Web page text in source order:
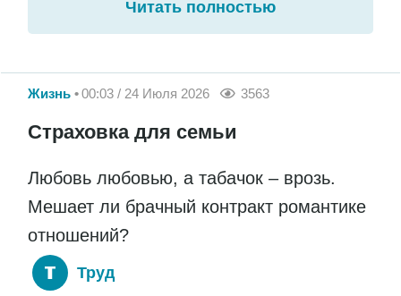
Читать полностью
Жизнь 00:03 / 24 Июля 2026 3563
Страховка для семьи
Любовь любовью, а табачок – врозь.
Мешает ли брачный контракт романтике
отношений?
Труд